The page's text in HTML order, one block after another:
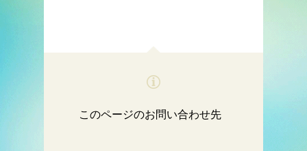
このページのお問い合わせ先